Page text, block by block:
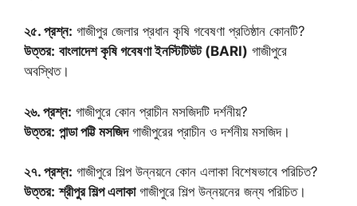
২৫. প্রশ্ন: গাজীপুর জেলার প্রধান কৃষি গবেষণা প্রতিষ্ঠান কোনটি?
উত্তর: বাংলাদেশ কৃষি গবেষণা ইনস্টিটিউট (BARI) গাজীপুরে
অবস্থিত।
২৬. প্রশ্ন: গাজীপুরে কোন প্রাচীন মসজিদটি দর্শনীয়?
উত্তর: পান্ডা পট্টি মসজিদগাজীপুরের প্রাচীন ও দর্শনীয় মসজিদ।
২৭. প্রশ্ন: গাজীপুরে শিল্প উন্নয়নে কোন এলাকা বিশেষভাবে পরিচিত?
উত্তর: শ্রীপুর শিল্প এলাকাগাজীপুরে শিল্প উন্নয়নের জন্য পরিচিত।